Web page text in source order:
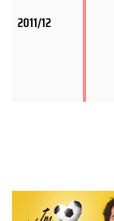
2011/12